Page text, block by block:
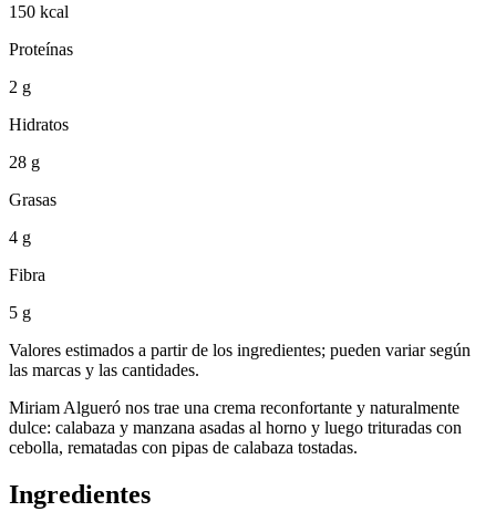
150 kcal
Proteínas
2 g
Hidratos
28 g
Grasas
4 g
Fibra
5 g
Valores estimados a partir de los ingredientes; pueden variar según
las marcas y las cantidades.
Miriam Algueró nos trae una crema reconfortante y naturalmente
dulce: calabaza y manzana asadas al horno y luego trituradas con
cebolla, rematadas con pipas de calabaza tostadas.
Ingredientes